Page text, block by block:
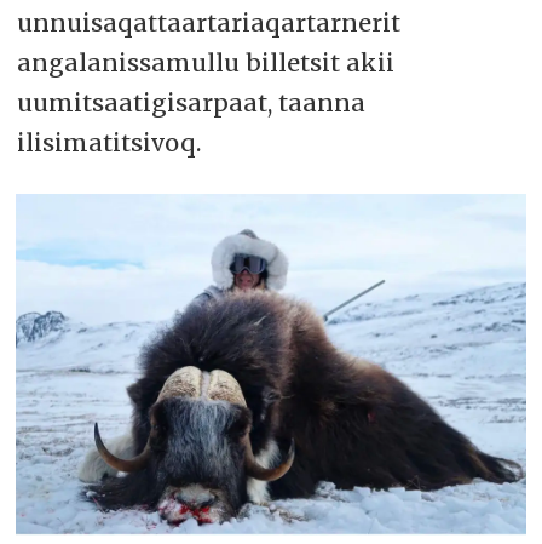
unnuisaqattaartariaqartarnerit
angalanissamullu billetsit akii
uumitsaatigisarpaat, taanna
ilisimatitsivoq.